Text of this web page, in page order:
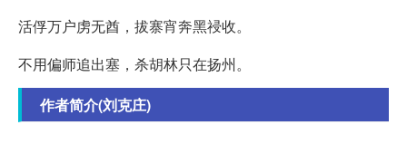
活俘万户虏无酋，拔寨宵奔黑祲收。
不用偏师追出塞，杀胡林只在扬州。
作者简介(刘克庄)